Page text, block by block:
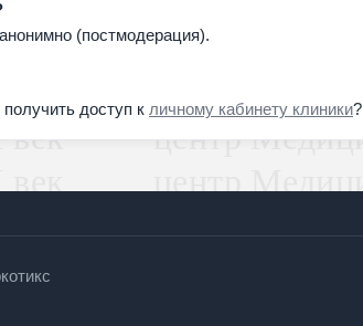
(постмодерация).
получить доступ к личному кабинету клиники?